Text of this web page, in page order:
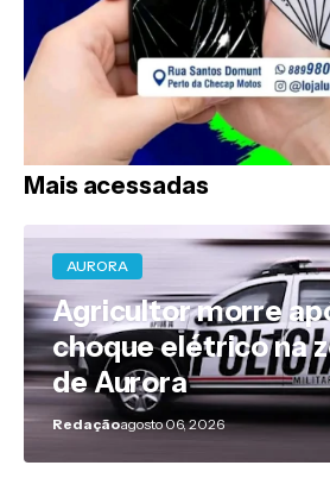
Mais acessadas
AURORA
Agricultor morre
choque elétrico na
de Aurora
Redaçãoagosto 06, 2026